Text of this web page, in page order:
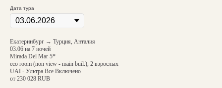
Дата тура
Екатеринбург → Турция, Анталия
03.06 на 7 ночей
Mirada Del Mar 5*
eco room (non view - main buil.), 2 взрослых
UAI - Ультра Все Включено
от 230 028 RUB